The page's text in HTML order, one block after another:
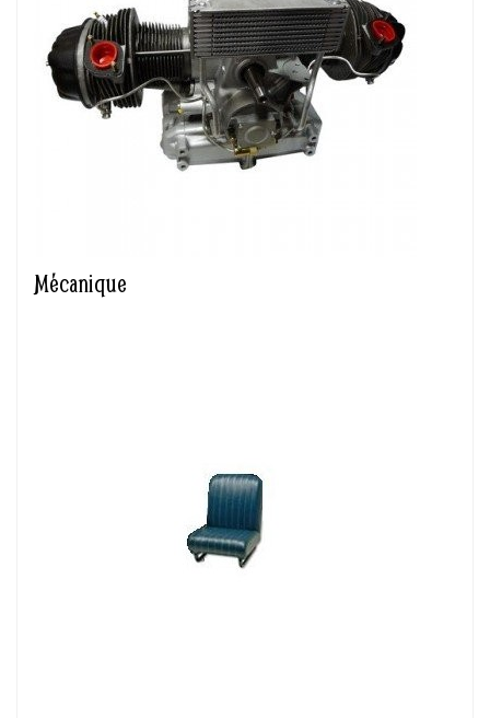
Mécanique